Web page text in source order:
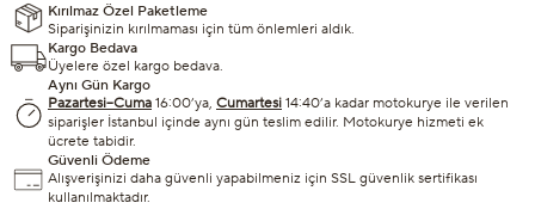
Kırılmaz Özel Paketleme
Siparişinizin kırılmaması için tüm önlemleri aldık.
Kargo Bedava
Üyelere özel kargo bedava.
Aynı Gün Kargo
Pazartesi–Cuma 16:00’ya, Cumartesi 14:40’a kadar motokurye ile verilen
siparişler İstanbul içinde aynı gün teslim edilir. Motokurye hizmeti ek
ücrete tabidir.
Güvenli Ödeme
Alışverişinizi daha güvenli yapabilmeniz için SSL güvenlik sertifikası
kullanılmaktadır.